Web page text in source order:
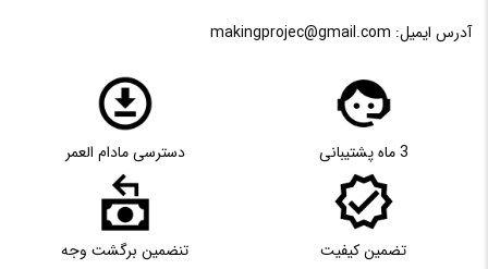
آدرس ایمیل: makingprojec@gmail.com
3 ماه پشتیبانی دسترسی مادام العمر
تضمین کیفیت تنضمین برگشت وجه